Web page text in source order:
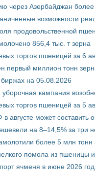
через Азербайджан более
возможности
продовольственной
856,4 тыс. т зерна
торгов пшеницей за 6
первый миллион тонн
на 05.08.2026
кампания
торгов пшеницей за 5
августе может составить
на 8–14,5% за три
более 5 млн тонн
помола из пшеницы
ячменя в июне 2026